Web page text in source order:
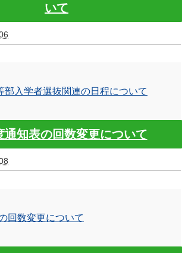
いて
部入学者選抜関連の日程について
通知表の回数変更について
回数変更について